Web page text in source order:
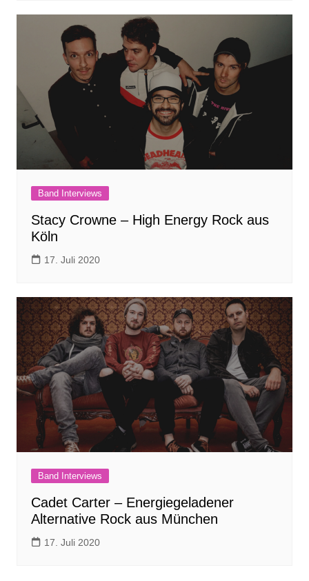
Band Interviews
Stacy Crowne – High Energy Rock aus
Köln
17. Juli 2020
Band Interviews
Cadet Carter – Energiegeladener
Alternative Rock aus München
17. Juli 2020